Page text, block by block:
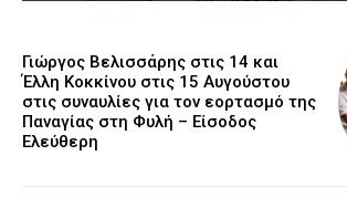
Γιώργος Βελισσάρης στις 14 και
Έλλη Κοκκίνου στις 15 Αυγούστου
στις συναυλίες για τον εορτασμό της
Παναγίας στη Φυλή – Είσοδος
Ελεύθερη